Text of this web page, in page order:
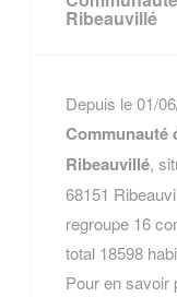
Ribeauvillé
Depuis le 01/
Communauté
Ribeauvillé,
68151
regroupe 16
total 18598
Pour en savoir